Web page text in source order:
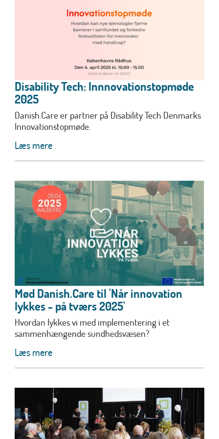
Disability Tech: Innnovationstopmøde
2025
Danish.Care er partner på Disability Tech Denmarks
Innovationstopmøde.
Læs mere
Mød Danish.Care til 'Når innovation
lykkes - på tværs 2025'
Hvordan lykkes vi med implementering i et
sammenhængende sundhedsvæsen?
Læs mere